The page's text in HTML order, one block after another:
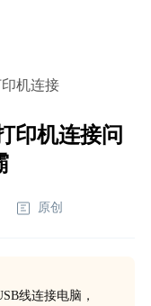
机连接
印机连接问
原创
线连接电脑，